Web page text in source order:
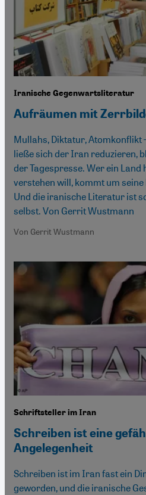
Iranische Gegenwartsliteratur
Aufräumen mit
Mullahs, Diktatur, Atomkonflikt
ließe sich der Iran reduzieren,
der Tagespresse. Wer ein Land
verstehen will, kommt um
Und die iranische Literatur ist
selbst. Von Gerrit Wustmann
Von Gerrit Wustmann
Schriftsteller im Iran
Schreiben ist eine
Angelegenheit
Schreiben ist im Iran fast ein
geworden, und die iranische